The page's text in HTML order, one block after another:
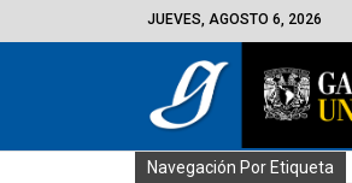
JUEVES, AGOSTO 6, 2026
Navegación Por Etiqueta